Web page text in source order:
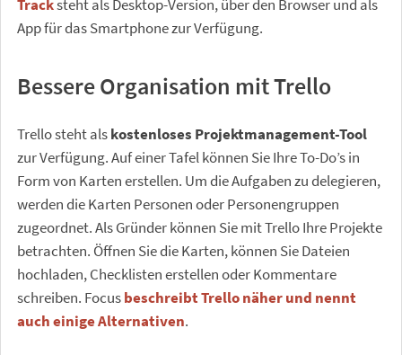
Tracksteht als Desktop-Version, über den Browser und als
App für das Smartphone zur Verfügung.
Bessere Organisation mit Trello
Trello steht alskostenloses Projektmanagement-Tool
zur Verfügung. Auf einer Tafel können Sie Ihre To-Do’s in
Form von Karten erstellen. Um die Aufgaben zu delegieren,
werden die Karten Personen oder Personengruppen
zugeordnet. Als Gründer können Sie mit Trello Ihre Projekte
betrachten. Öffnen Sie die Karten, können Sie Dateien
hochladen, Checklisten erstellen oder Kommentare
schreiben. Focusbeschreibt Trello näher und nennt
auch einige Alternativen.